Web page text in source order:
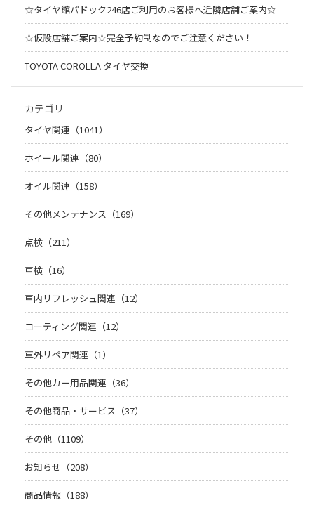
☆タイヤ館パドック246店ご利用のお客様へ近隣店舗ご案内☆
☆仮設店舗ご案内☆完全予約制なのでご注意ください！
TOYOTA COROLLA タイヤ交換
カテゴリ
タイヤ関連（1041）
ホイール関連（80）
オイル関連（158）
その他メンテナンス（169）
点検（211）
車検（16）
車内リフレッシュ関連（12）
コーティング関連（12）
車外リペア関連（1）
その他カー用品関連（36）
その他商品・サービス（37）
その他（1109）
お知らせ（208）
商品情報（188）